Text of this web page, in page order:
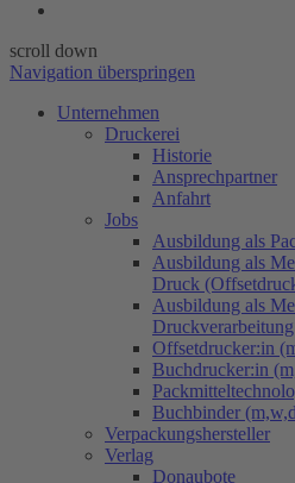
scroll down
Navigation überspringen
Unternehmen
Druckerei
Historie
Ansprechpartner
Anfahrt
Jobs
Ausbildung als
Ausbildung als
Druck
Ausbildung als
Druckverarbeitung
Offsetdrucker:in
Buchdrucker:in
Buchbinder
Verpackungs​hersteller
Verlag
Donaubote